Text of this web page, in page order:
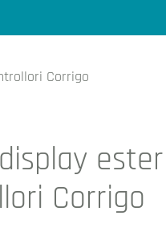
Corrigo
Corrigo